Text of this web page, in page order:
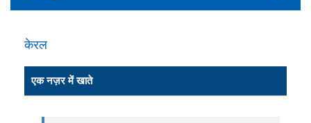
केरल
एक नज़र में खाते